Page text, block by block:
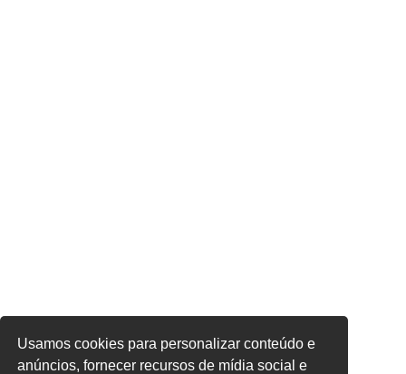
Usamos cookies para personalizar conteúdo e
anúncios, fornecer recursos de mídia social e